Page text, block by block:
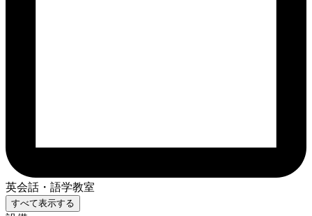
英会話・語学教室
すべて表示する